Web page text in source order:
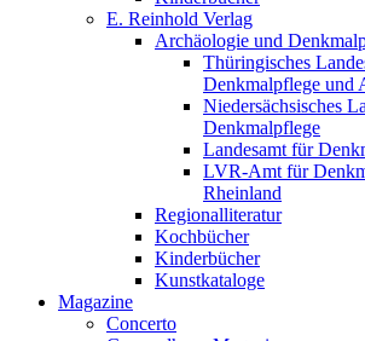
E. Reinhold Verlag
Archäologie und
Thüringisches
Denkmalpflege und
Niedersächsisches
Denkmalpflege
Landesamt für
LVR-Amt für
Rheinland
Regionalliteratur
Kochbücher
Kinderbücher
Kunstkataloge
Magazine
Concerto